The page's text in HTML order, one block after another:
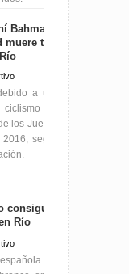
Bahman
tras
a una
en
los Juegos
según
consigue
Río
ha